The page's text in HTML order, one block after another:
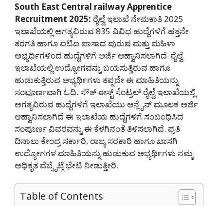
South East Central railway Apprentice
Recruitment 2025: ರೈಲ್ವೆ ಇಲಾಖೆ ನೇಮಕಾತಿ 2025
ಇಲಾಖೆಯಲ್ಲಿ ಅಗತ್ಯವಿರುವ 835 ವಿವಿಧ ಹುದ್ದೆಗಳಿಗೆ ಹತ್ತನೇ
ತರಗತಿ ಹಾಗೂ ಐಟಿಐ ಪಾಸಾದ ಪುರುಷ ಮತ್ತು ಮಹಿಳಾ
ಅಭ್ಯರ್ಥಿಗಳಿಂದ ಹುದ್ದೆಗಳಿಗೆ ಅರ್ಜಿ ಆಹ್ವಾನಿಸಲಾಗಿದೆ. ರೈಲ್ವೆ
ಇಲಾಖೆಯಲ್ಲಿ ಉದ್ಯೋಗವನ್ನು ಬಯಸುತ್ತಿರುವ ಹಾಗೂ
ಹುಡುಕುತ್ತಿರುವ ಅಭ್ಯರ್ಥಿಗಳು ತಪ್ಪದೇ ಈ ಮಾಹಿತಿಯನ್ನು
ಸಂಪೂರ್ಣವಾಗಿ ಓದಿ. ಸೌತ್ ಈಸ್ಟ್ ಸೆಂಟ್ರಲ್ ರೈಲ್ವೆ ಇಲಾಖೆಯಲ್ಲಿ
ಅಗತ್ಯವಿರುವ ಹುದ್ದೆಗಳಿಗೆ ಇಲಾಖೆಯು ಆನ್ಲೈನ್ ಮೂಲಕ ಅರ್ಜಿ
ಆಹ್ವಾನಿಸಲಾಗಿದೆ ಈ ಇಲಾಖೆಯ ಹುದ್ದೆಗಳಿಗೆ ಸಂಬಂಧಿಸಿದ
ಸಂಪೂರ್ಣ ವಿವರವನ್ನು ಈ ಕೆಳಗಿನಂತೆ ತಿಳಿಸಲಾಗಿದೆ. ಪ್ರತಿ
ದಿನಾಲು ಕೇಂದ್ರ ಸರ್ಕಾರಿ, ರಾಜ್ಯ ಸರಕಾರಿ ಹಾಗೂ ಖಾಸಗಿ
ಉದ್ಯೋಗಗಳ ಮಾಹಿತಿಯನ್ನು ಹುಡುಕುವ ಅಭ್ಯರ್ಥಿಗಳು ನಮ್ಮ
ಅಧಿಕೃತ ವೆಬ್ಸೈಟ್ಗೆ ಭೇಟಿ ನೀಡುತ್ತೀರಿ.
Table of Contents